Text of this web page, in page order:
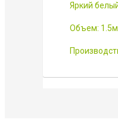
Яркий
Объем: